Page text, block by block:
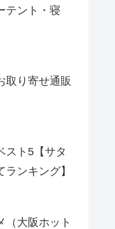
テント・寝
取り寄せ通販
スト5【サタ
ンキング】
（大阪ホット